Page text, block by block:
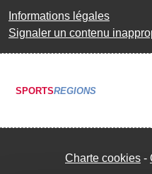
Informations légales
Signaler un contenu
SPORTSREGIONS
Charte cookies